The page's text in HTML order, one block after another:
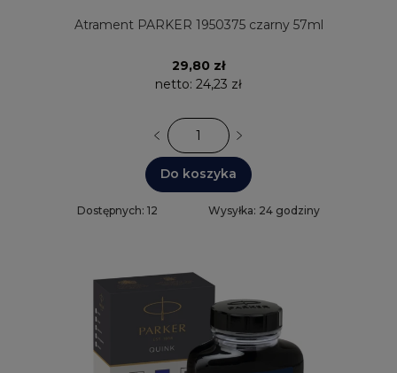
Atrament PARKER 1950375 czarny 57ml
29,80 zł
netto: 24,23 zł
Do koszyka
Dostępnych: 12 Wysyłka: 24 godziny